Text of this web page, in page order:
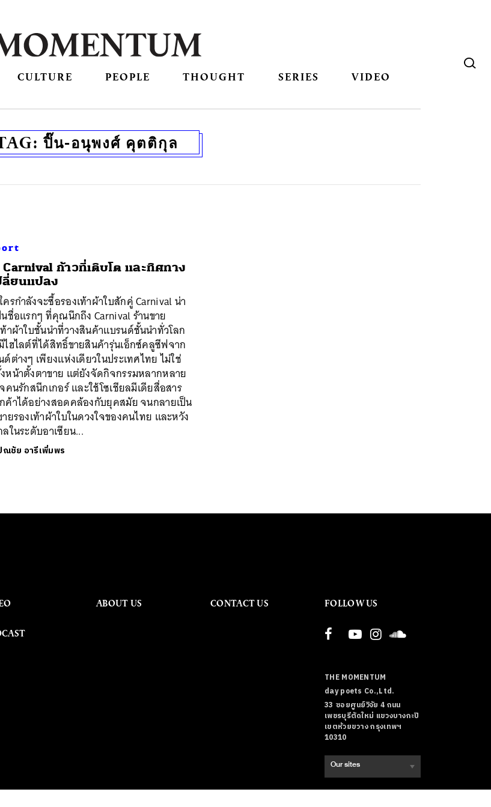
CULTURE PEOPLE THOUGHT SERIES VIDEO
ปิ๊น-อนุพงศ์ คุตติกุล
Carnival ก้าวที่เติบโต และทิศทาง
ลี่ยนแปลง
รกำลังจะซื้อรองเท้าผ้าใบสักคู่ Carnival น่า
นชื่อแรกๆ ที่คุณนึกถึง Carnival ร้านขาย
าผ้าใบชั้นนำที่วางสินค้าแบรนด์ชั้นนำทั่วโลก
ไฮไลต์ที่ได้สิทธิ์ขายสินค้ารุ่นเอ็กซ์คลูซีฟจาก
ต่างๆ เพียงแห่งเดียวในประเทศไทย ไม่ใช่
หน้าตั้งตาขาย แต่ยังจัดกิจกรรมหลากหลาย
คนรักสนีกเกอร์ และใช้โซเชียลมีเดียสื่อสาร
ค้าได้อย่างสอดคล้องกับยุคสมัย จนกลายเป็น
ยรองเท้าผ้าใบในดวงใจของคนไทย และหวัง
ในระดับอาเซียน...
ณชัย อารีเพิ่มพร
ABOUT US CONTACT US FOLLOW US
THE MOMENTUM
day poets Co.,Ltd.
33 ซอยศูนย์วิจัย 4 ถนน
เพชรบุรีตัดใหม่ แขวงบางกะปิ
เขตห้วยขวาง กรุงเทพฯ
10310
SHARE TWEET LINE EMAIL